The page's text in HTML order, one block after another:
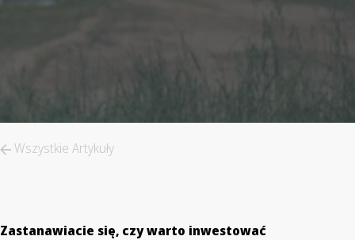
Wszystkie Artykuły
Zastanawiacie się, czy warto inwestować